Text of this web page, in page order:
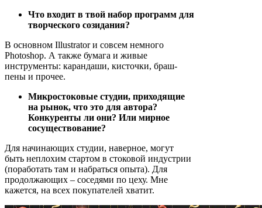
Что входит в твой набор программ для
творческого созидания?
В основном Illustrator и совсем немного
Photoshop. А также бумага и живые
инструменты: карандаши, кисточки, браш-
пены и прочее.
Микростоковые студии, приходящие
на рынок, что это для автора?
Конкуренты ли они? Или мирное
сосуществование?
Для начинающих студии, наверное, могут
быть неплохим стартом в стоковой индустрии
(поработать там и набраться опыта). Для
продолжающих – соседями по цеху. Мне
кажется, на всех покупателей хватит.